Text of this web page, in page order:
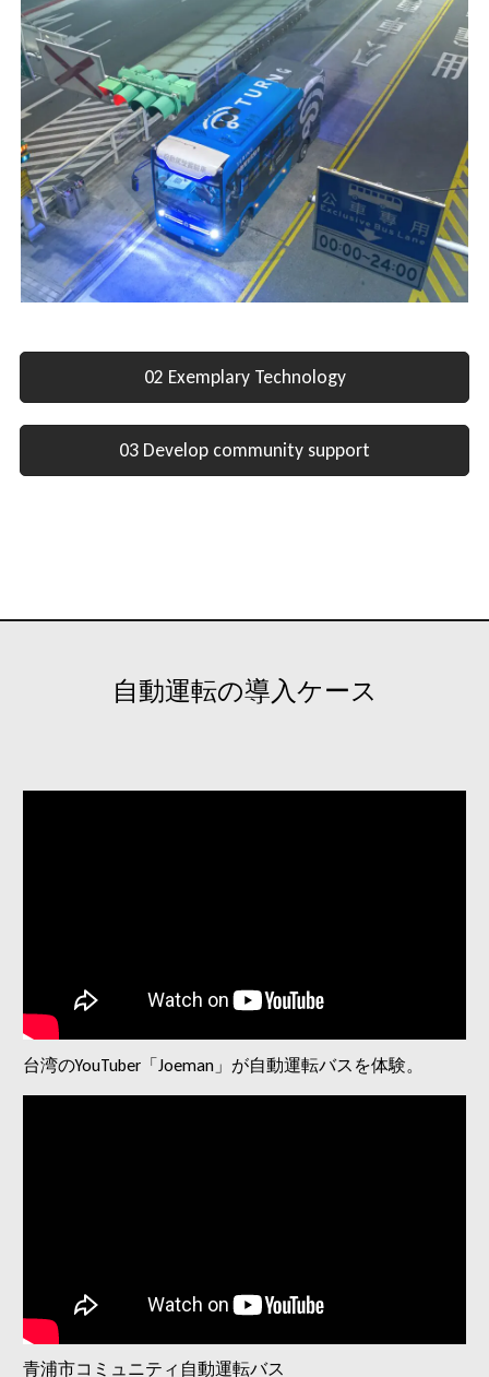
02 Exemplary Technology
03 Develop community support
自動運転の導入ケース
台湾のYouTuber「Joeman」が自動運転バスを体験。